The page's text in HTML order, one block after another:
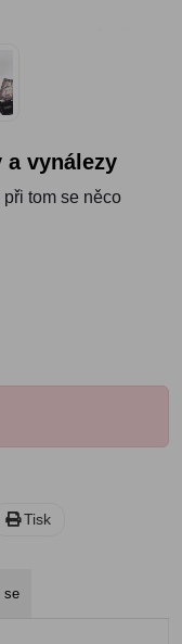
a vynálezy
tom se něco
Tisk
se